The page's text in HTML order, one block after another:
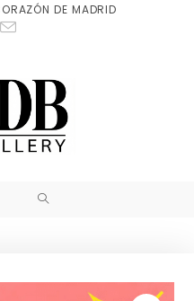
DE MADRID